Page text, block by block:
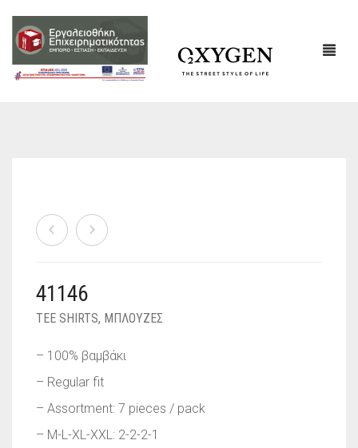
41146
TEE SHIRTS, ΜΠΛΟΥΖΕΣ
– 100% βαμβάκι
– Regular fit
– Assortment: 7 pieces / pack
– M-L-XL-XXL: 2-2-2-1